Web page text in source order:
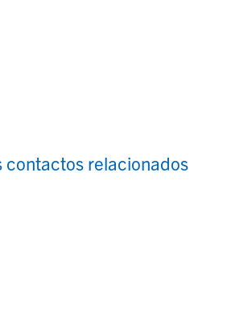
contactos relacionados